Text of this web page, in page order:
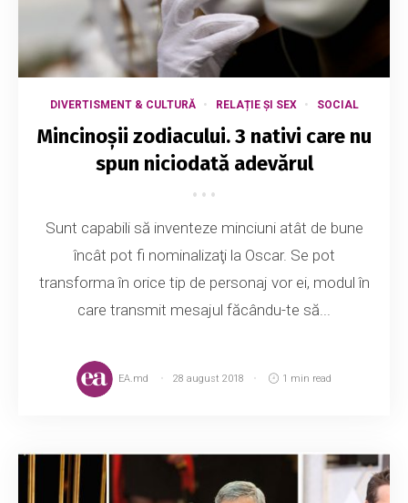
DIVERTISMENT & CULTURĂ RELAȚIE ȘI SEX SOCIAL
Mincinoșii zodiacului. 3 nativi care nu
spun niciodată adevărul
Sunt capabili să inventeze minciuni atât de bune
încât pot fi nominalizaţi la Oscar. Se pot
transforma în orice tip de personaj vor ei, modul în
care transmit mesajul făcându-te să...
EA.md 28 august 2018 1 min read